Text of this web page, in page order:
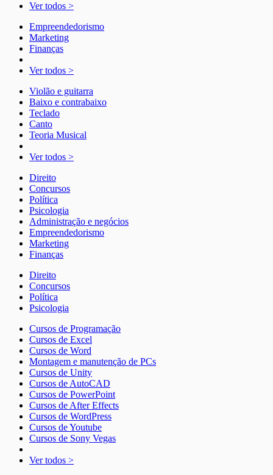
Ver todos >
Empreendedorismo
Marketing
Finanças
Ver todos >
Violão e guitarra
Baixo e contrabaixo
Teclado
Canto
Teoria Musical
Ver todos >
Direito
Concursos
Política
Psicologia
Administração e negócios
Empreendedorismo
Marketing
Finanças
Direito
Concursos
Política
Psicologia
Cursos de Programação
Cursos de Excel
Cursos de Word
Montagem e manutenção de PCs
Cursos de Unity
Cursos de AutoCAD
Cursos de PowerPoint
Cursos de After Effects
Cursos de WordPress
Cursos de Youtube
Cursos de Sony Vegas
Ver todos >